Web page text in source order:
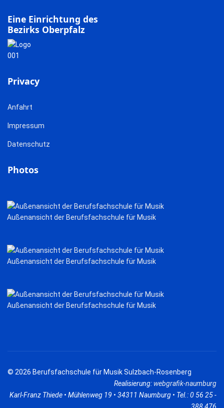
Eine Einrichtung des
Bezirks Oberpfalz
Privacy
Anfahrt
Impressum
Datenschutz
Photos
Außenansicht der Berufsfachschule für Musik
Außenansicht der Berufsfachschule für Musik
Außenansicht der Berufsfachschule für Musik
© 2026 Berufsfachschule für Musik Sulzbach-Rosenberg
Realisierung: webgrafik-naumburg
Karl-Franz Thiede • Mühlenweg 19 • 34311 Naumburg • Tel.: 0 56 25 -